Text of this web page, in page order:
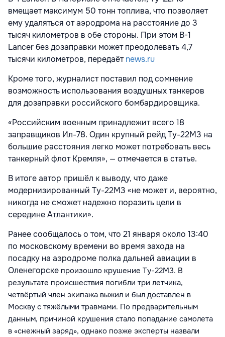
вмещает максимум 50 тонн топлива, что позволяет
ему удаляться от аэродрома на расстояние до 3
тысяч километров в обе стороны. При этом B-1
Lancer без дозаправки может преодолевать 4,7
тысячи километров, передаётnews.ru
Кроме того, журналист поставил под сомнение
возможность использования воздушных танкеров
для дозаправки российского бомбардировщика.
«Российским военным принадлежит всего 18
заправщиков Ил-78. Один крупный рейд Ту-22М3 на
большие расстояния легко может потребовать весь
танкерный флот Кремля», — отмечается в статье.
В итоге автор пришёл к выводу, что даже
модернизированный Ту-22М3 «не может и, вероятно,
никогда не сможет надежно поразить цели в
середине Атлантики».
Ранее сообщалось о том, что 21 января около 13:40
по московскому времени во время захода на
посадку на аэродроме полка дальней авиации в
Оленегорске произошло крушение Ту-22М3. В
результате происшествия погибли три летчика,
четвёртый член экипажа выжил и был доставлен в
Москву с тяжёлыми травмами. По предварительным
данным, причиной крушения стало попадание самолета
в «снежный заряд», однако позже эксперты назвали